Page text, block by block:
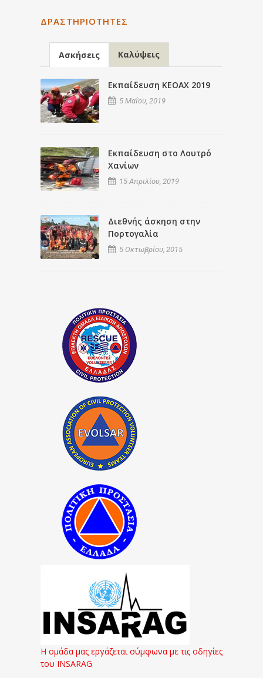
ΔΡΑΣΤΗΡΙΌΤΗΤΕΣ
Ασκήσεις Καλύψεις
Εκπαίδευση ΚΕΟΑΧ 2019
5 Μαΐου, 2019
Εκπαίδευση στο Λουτρό
Χανίων
15 Απριλίου, 2019
Διεθνής άσκηση στην
Πορτογαλία
5 Οκτωβρίου, 2015
Η ομάδα μας εργάζεται σύμφωνα με τις οδηγίες
του INSARAG